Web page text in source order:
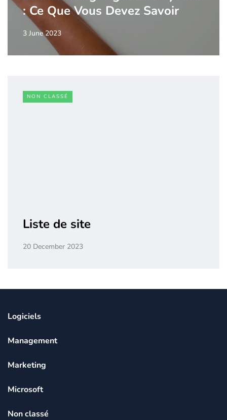
: Ce Que Vous Devez Savoir
3 June 2023
NON CLASSÉ
Liste de site
20 December 2023
Logiciels
Management
Marketing
Microsoft
Non classé